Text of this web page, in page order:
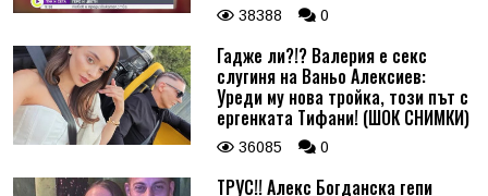
38388 0
Гадже ли?!? Валерия е секс
слугиня на Ваньо Алексиев:
Уреди му нова тройка, този път с
ергенката Тифани! (ШОК СНИМКИ)
36085 0
ТРУС!! Алекс Богданска гепи